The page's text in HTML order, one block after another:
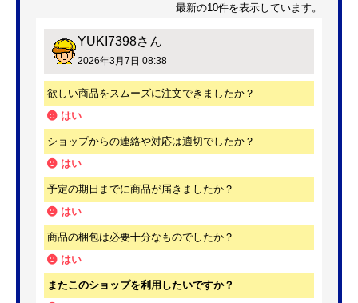
最新の10件を表示しています。
YUKI7398さん
2026年3月7日 08:38
欲しい商品をスムーズに注文できましたか？
はい
ショップからの連絡や対応は適切でしたか？
はい
予定の期日までに商品が届きましたか？
はい
商品の梱包は必要十分なものでしたか？
はい
またこのショップを利用したいですか？